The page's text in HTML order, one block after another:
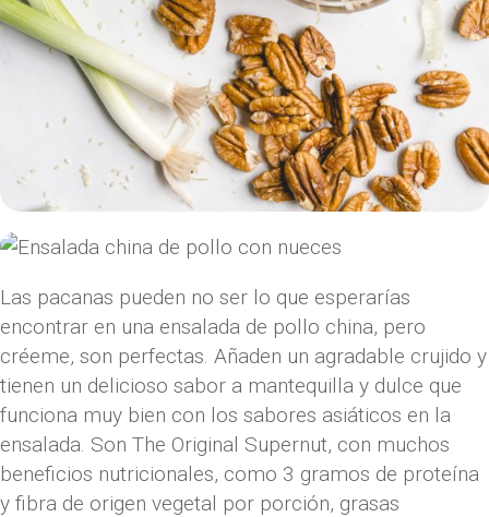
Las pacanas pueden no ser lo que esperarías
encontrar en una ensalada de pollo china, pero
créeme, son perfectas. Añaden un agradable crujido y
tienen un delicioso sabor a mantequilla y dulce que
funciona muy bien con los sabores asiáticos en la
ensalada. Son The Original Supernut, con muchos
beneficios nutricionales, como 3 gramos de proteína
y fibra de origen vegetal por porción, grasas